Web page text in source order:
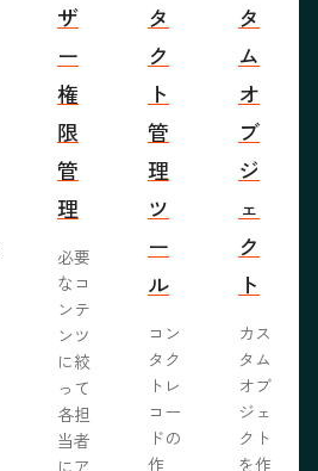
ザ
ー
権
限
管
理
必要
なコ
ンテ
ンツ
に絞
って
各担
当者
タ
ク
ト
管
理
ツ
ー
ル
コン
タク
トレ
コー
ドの
作
タ
ム
オ
ブ
ジ
ェ
ク
ト
カス
タム
オブ
ジェ
クト
を作